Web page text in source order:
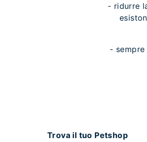
- ridurre
-
Trova il tuo Petshop